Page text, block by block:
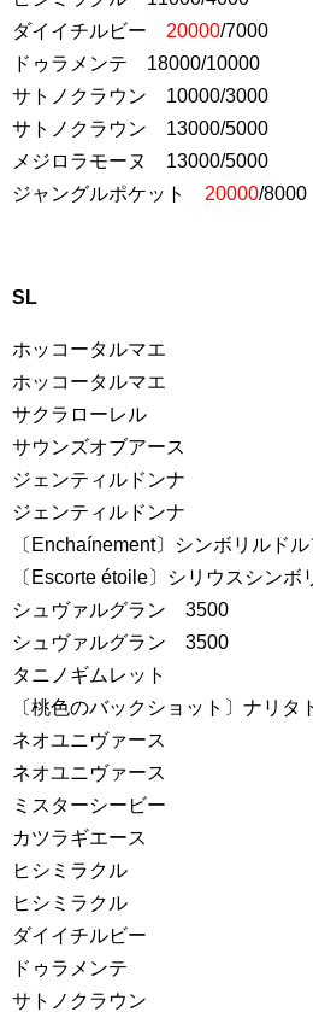
ダイイチルビー 20000/7000
ドゥラメンテ 18000/10000
サトノクラウン 10000/3000
サトノクラウン 13000/5000
メジロラモーヌ 13000/5000
ジャングルポケット 20000/8000
SL
ホッコータルマエ
ホッコータルマエ
サクラローレル
サウンズオブアース
ジェンティルドンナ
ジェンティルドンナ
〔Enchaínement〕シンボリルドル
〔Escorte étoile〕シリウスシンボ
シュヴァルグラン 3500
シュヴァルグラン 3500
タニノギムレット
〔桃色のバックショット〕ナリタ
ネオユニヴァース
ネオユニヴァース
ミスターシービー
カツラギエース
ヒシミラクル
ヒシミラクル
ダイイチルビー
ドゥラメンテ
サトノクラウン